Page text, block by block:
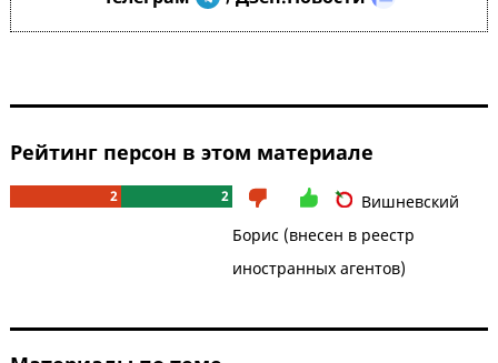
Рейтинг персон в этом материале
2 2
Вишневский
Борис (внесен в реестр
иностранных агентов)